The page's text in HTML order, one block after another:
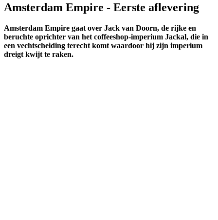
Amsterdam Empire - Eerste aflevering
Amsterdam Empire gaat over Jack van Doorn, de rijke en
beruchte oprichter van het coffeeshop-imperium Jackal, die in
een vechtscheiding terecht komt waardoor hij zijn imperium
dreigt kwijt te raken.